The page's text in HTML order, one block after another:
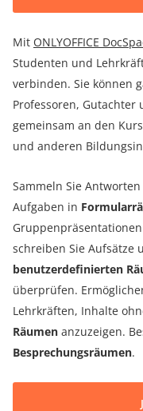
Mit ONLYOFFICE
Studenten und
verbinden. Sie können
Professoren,
gemeinsam an den
und anderen
Sammeln Sie
Aufgaben in
schreiben Sie Aufsätze
benutzerdefinierten
überprüfen.
Lehrkräften, Inhalte
Räumen anzuzeigen.
Besprechungsräumen.